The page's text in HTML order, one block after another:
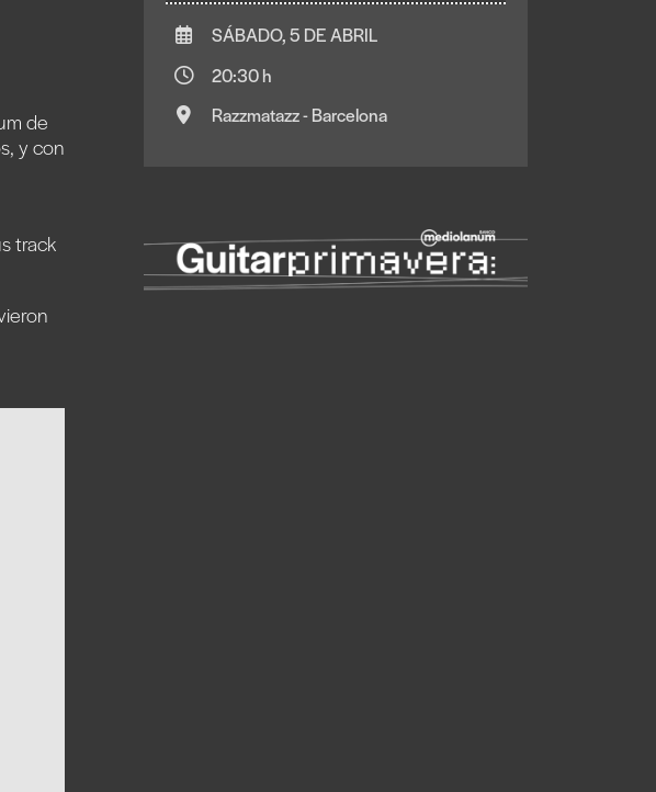
SÁBADO, 5 DE ABRIL
20:30 h
Razzmatazz - Barcelona
de
y con
track